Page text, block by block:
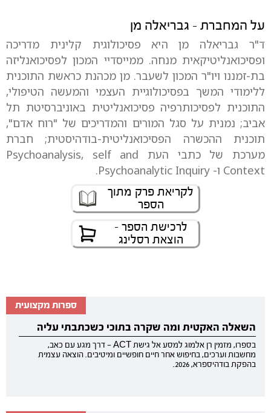
על המחברת - גבריאלה מן
ד"ר גבריאלה מן היא פסיכולוגית קלינית מדריכה
ופסיכואנליטיקאית מנחה. ממייסדיי המכון לפסיכואנליזה
בת-זמננו ויו"ר המכון לשעבר. מן מכהנת כראשת התוכנית
ללימודי המשך בפסיכולוגיית העצמי והמעשה הטיפולי,
התוכנית לפסיכותרפיה פסיכואנליטית באוניברסיטת תל
אביב; נמנית על סגל המורים והמדריכים של "רוח אדם",
תוכנית ההכשרה הפסיכואנליטית-בודהיסטית; חברת
מערכת של כתבי העת Psychoanalysis, self and
Context ו- Psychoanalytic Inquiry.
לקריאת פרק מתוך
הספר
לרכישת הספר -
הוצאת רסלינג
ספרות מקצועית
השאלה האקטית ומה שקרה בתוכי כשכתבתי עליה
בספרו, מזמין רן אלמוג למסע אל גישת ACT — דרך מגע עם כאב,
מחשבות וערכים, בחיפוש אחר חיים חופשיים ומיטיבים. הוצאה עצמית
בהפקת בודהיספרא, 2026.